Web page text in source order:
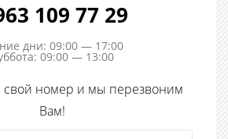
109 77 29
дни: 09:00 — 17:00
09:00 — 13:00
свой номер и мы перезвоним
Вам!